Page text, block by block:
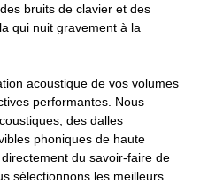
bruits de clavier et des
qui nuit gravement à la
acoustique de vos volumes
performantes. Nous
des dalles
phoniques de haute
du savoir-faire de
sélectionnons les meilleurs